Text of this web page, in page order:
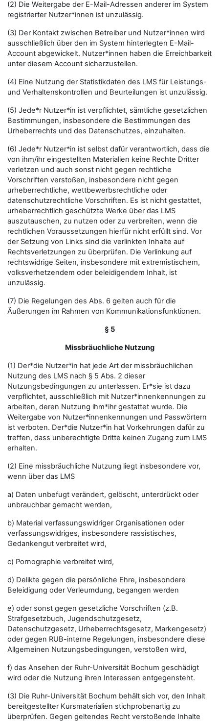
(2) Die Weitergabe der E-Mail-Adressen anderer im System
registrierter Nutzer*innen ist unzulässig.
(3) Der Kontakt zwischen Betreiber und Nutzer*innen wird
ausschließlich über den im System hinterlegten E-Mail-
Account abgewickelt. Nutzer*innen haben die Erreichbarkeit
unter diesem Account sicherzustellen.
(4) Eine Nutzung der Statistikdaten des LMS für Leistungs-
und Verhaltenskontrollen und Beurteilungen ist unzulässig.
(5) Jede*r Nutzer*in ist verpflichtet, sämtliche gesetzlichen
Bestimmungen, insbesondere die Bestimmungen des
Urheberrechts und des Datenschutzes, einzuhalten.
(6) Jede*r Nutzer*in ist selbst dafür verantwortlich, dass die
von ihm/ihr eingestellten Materialien keine Rechte Dritter
verletzen und auch sonst nicht gegen rechtliche
Vorschriften verstoßen, insbesondere nicht gegen
urheberrechtliche, wettbewerbsrechtliche oder
datenschutzrechtliche Vorschriften. Es ist nicht gestattet,
urheberrechtlich geschützte Werke über das LMS
auszutauschen, zu nutzen oder zu verbreiten, wenn die
rechtlichen Voraussetzungen hierfür nicht erfüllt sind. Vor
der Setzung von Links sind die verlinkten Inhalte auf
Rechtsverletzungen zu überprüfen. Die Verlinkung auf
rechtswidrige Seiten, insbesondere mit extremistischem,
volksverhetzendem oder beleidigendem Inhalt, ist
unzulässig.
(7) Die Regelungen des Abs. 6 gelten auch für die
Äußerungen im Rahmen von Kommunikationsfunktionen.
§ 5
Missbräuchliche Nutzung
(1) Der*die Nutzer*in hat jede Art der missbräuchlichen
Nutzung des LMS nach § 5 Abs. 2 dieser
Nutzungsbedingungen zu unterlassen. Er*sie ist dazu
verpflichtet, ausschließlich mit Nutzer*innenkennungen zu
arbeiten, deren Nutzung ihm*ihr gestattet wurde. Die
Weitergabe von Nutzer*innenkennungen und Passwörtern
ist verboten. Der*die Nutzer*in hat Vorkehrungen dafür zu
treffen, dass unberechtigte Dritte keinen Zugang zum LMS
erhalten.
(2) Eine missbräuchliche Nutzung liegt insbesondere vor,
wenn über das LMS
a) Daten unbefugt verändert, gelöscht, unterdrückt oder
unbrauchbar gemacht werden,
b) Material verfassungswidriger Organisationen oder
verfassungswidriges, insbesondere rassistisches,
Gedankengut verbreitet wird,
c) Pornographie verbreitet wird,
d) Delikte gegen die persönliche Ehre, insbesondere
Beleidigung oder Verleumdung, begangen werden
e) oder sonst gegen gesetzliche Vorschriften (z.B.
Strafgesetzbuch, Jugendschutzgesetz,
Datenschutzgesetz, Urheberrechtsgesetz, Markengesetz)
oder gegen RUB-interne Regelungen, insbesondere diese
Allgemeinen Nutzungsbedingungen, verstoßen wird,
f) das Ansehen der Ruhr-Universität Bochum geschädigt
wird oder die Nutzung ihren Interessen entgegensteht.
(3) Die Ruhr-Universität Bochum behält sich vor, den Inhalt
bereitgestellter Kursmaterialien stichprobenartig zu
überprüfen. Gegen geltendes Recht verstoßende Inhalte